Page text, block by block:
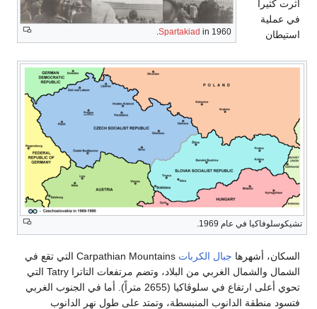
Spartakiad in 1960.
تشيكوسلوفاكيا في عام 1969.
أثرت كثيراً
في عملية
استيطان
السكان، أشهرها جبال الكربات
Carpathian Mountains التي تقع في
الشمال والشمال الغربي من البلاد، وتضم مرتفعات التاترا Tatry التي
تحوي أعلى ارتفاع في سلوڤاكيا (2655 متراً). أما في الجنوب الغربي
فتسود منطقة الدانوب المنبسطة، وتمتد على طول نهر الدانوب